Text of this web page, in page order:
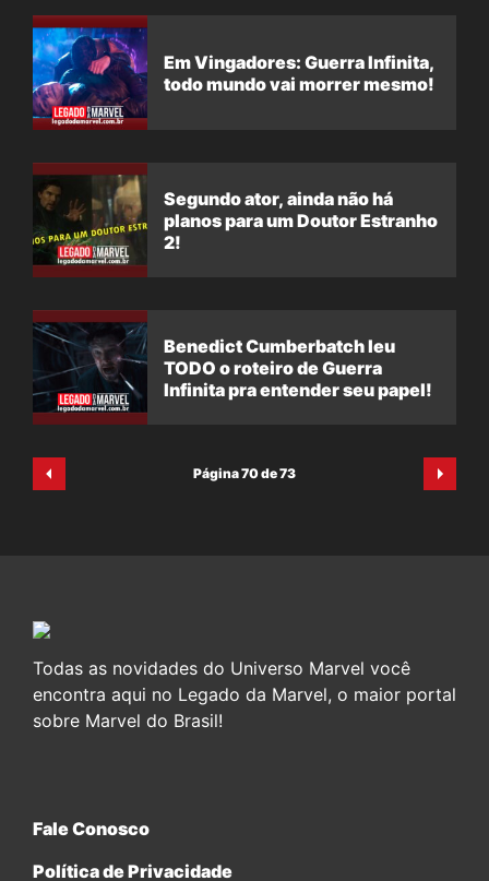
Em Vingadores: Guerra Infinita,
todo mundo vai morrer mesmo!
Segundo ator, ainda não há
planos para um Doutor Estranho
2!
Benedict Cumberbatch leu
TODO o roteiro de Guerra
Infinita pra entender seu papel!
Página 70 de 73
Todas as novidades do Universo Marvel você
encontra aqui no Legado da Marvel, o maior portal
sobre Marvel do Brasil!
Fale Conosco
Política de Privacidade